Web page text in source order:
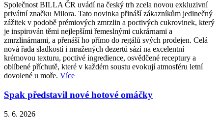
Společnost BILLA ČR uvádí na český trh zcela novou exkluzivní
privátní značku Milora. Tato novinka přináší zákazníkům jedinečný
zážitek v podobě prémiových zmrzlin a poctivých cukrovinek, který
je inspirován těmi nejlepšími řemeslnými cukrárnami a
zmrzlinárnami, a přenáší ho přímo do regálů svých prodejen. Celá
nová řada sladkostí i mražených dezertů sází na excelentní
krémovou texturu, poctivé ingredience, osvědčené receptury a
oblíbené příchutě, které v každém soustu evokují atmosféru letní
dovolené u moře. Více
Spak představil nové hotové omáčky
5. 6. 2026